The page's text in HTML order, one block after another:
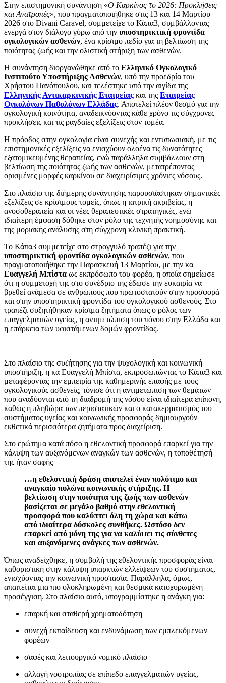
Στην επιστημονική συνάντηση «Ο Καρκίνος το 2026: Προκλήσεις
και Ανατροπές», που πραγματοποιήθηκε στις 13 και 14 Μαρτίου
2026 στο Divani Caravel, συμμετείχε το Κάπα3, συμβάλλοντας
ενεργά στον διάλογο γύρω από την υποστηρικτική φροντίδα
ογκολογικών ασθενών, ένα κρίσιμο πεδίο για τη βελτίωση της
ποιότητας ζωής και την ολιστική στήριξη των ασθενών.
Η συνάντηση διοργανώθηκε από το Ελληνικό Ογκολογικό
Ινστιτούτο Υποστήριξης Ασθενών, υπό την προεδρία του
Χρήστου Πανόπουλου, και τελέστηκε υπό την αιγίδα της
Ελληνικής Αντικαρκινικής Εταιρείας και της Εταιρείας
Ογκολόγων Παθολόγων Ελλάδας. Αποτελεί πλέον θεσμό για την
ογκολογική κοινότητα, αναδεικνύοντας κάθε χρόνο τις σύγχρονες
προκλήσεις και τις ραγδαίες εξελίξεις στον τομέα.
Η πρόοδος στην ογκολογία είναι συνεχής και εντυπωσιακή, με τις
επιστημονικές εξελίξεις να ενισχύουν ολοένα τις δυνατότητες
εξατομικευμένης θεραπείας, ενώ παράλληλα συμβάλλουν στη
βελτίωση της ποιότητας ζωής των ασθενών, μετατρέποντας
ορισμένες μορφές καρκίνου σε διαχειρίσιμες χρόνιες νόσους.
Στο πλαίσιο της διήμερης συνάντησης παρουσιάστηκαν σημαντικές
εξελίξεις σε κρίσιμους τομείς, όπως η ιατρική ακριβείας, η
ανοσοθεραπεία και οι νέες θεραπευτικές στρατηγικές, ενώ
ιδιαίτερη έμφαση δόθηκε στον ρόλο της τεχνητής νοημοσύνης και
της μοριακής ανάλυσης στη σύγχρονη κλινική πρακτική.
Το Κάπα3 συμμετείχε στο στρογγυλό τραπέζι για την
υποστηρικτική φροντίδα ογκολογικών ασθενών, που
πραγματοποιήθηκε την Παρασκευή 13 Μαρτίου, με την κα
Ευαγγελή Μπίστα ως εκπρόσωπο του φορέα, η οποία σημείωσε
ότι η συμμετοχή της στο συνέδριο της έδωσε την ευκαιρία να
βρεθεί ανάμεσα σε ανθρώπους που πρωτοστατούν στην προσφορά
και στην υποστηρικτική φροντίδα του ογκολογικού ασθενούς. Στο
τραπέζι συζητήθηκαν κρίσιμα ζητήματα όπως ο ρόλος των
επαγγελματιών υγείας, η αντιμετώπιση του πόνου στην Ελλάδα και
η επάρκεια των υφιστάμενων δομών φροντίδας.
Στο πλαίσιο της συζήτησης για την ψυχολογική και κοινωνική
υποστήριξη, η κα Ευαγγελή Μπίστα, εκπροσωπώντας το Κάπα3 και
μεταφέροντας την εμπειρία της καθημερινής επαφής με τους
ογκολογικούς ασθενείς, τόνισε ότι η αντιμετώπιση των θεμάτων
που αναδύονται από τη διαδρομή της νόσου είναι ιδιαίτερα επίπονη,
καθώς η πληθώρα των περιστατικών και ο κατακερματισμός του
συστήματος υγείας και κοινωνικής προσφοράς δημιουργούν
εκθετικά περισσότερα ζητήματα προς διαχείριση.
Στο ερώτημα κατά πόσο η εθελοντική προσφορά επαρκεί για την
κάλυψη των αυξανόμενων αναγκών των ασθενών, η τοποθέτησή
της ήταν σαφής
…η εθελοντική δράση αποτελεί έναν πολύτιμο και
αναγκαίο πυλώνα κοινωνικής στήριξης. Η
βελτίωση στην ποιότητα της ζωής των ασθενών
βασίζεται σε μεγάλο βαθμό στην εθελοντική
προσφορά που καλύπτει όλη τη χώρα και κάτω
από ιδιαίτερα δύσκολες συνθήκες. Ωστόσο δεν
επαρκεί από μόνη της για να καλύψει τις σύνθετες
και αυξανόμενες ανάγκες των ασθενών.
Όπως αναδείχθηκε, η συμβολή της εθελοντικής προσφοράς είναι
καθοριστική στην κάλυψη υπαρκτών ελλείψεων του συστήματος,
ενισχύοντας την κοινωνική προστασία. Παράλληλα, όμως,
απαιτείται μια πιο ολοκληρωμένη και θεσμικά κατοχυρωμένη
προσέγγιση. Στο πλαίσιο αυτό, υπογραμμίστηκε η ανάγκη για:
επαρκή και σταθερή χρηματοδότηση
συνεχή εκπαίδευση και ενδυνάμωση των εμπλεκόμενων
φορέων
σαφές και λειτουργικό νομικό πλαίσιο
αλλαγή νοοτροπίας σε επίπεδο επαγγελματιών υγείας,